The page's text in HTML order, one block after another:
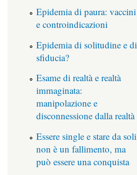
Epidemia di paura: vaccini
e controindicazioni
Epidemia di solitudine e di
sfiducia?
Esame di realtà e realtà
immaginata:
manipolazione e
disconnessione dalla realtà
Essere single e stare da soli
non è un fallimento, ma
può essere una conquista